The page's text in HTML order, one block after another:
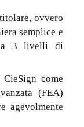
ovvero
semplice e
a 3 livelli di
come
(FEA)
agevolmente